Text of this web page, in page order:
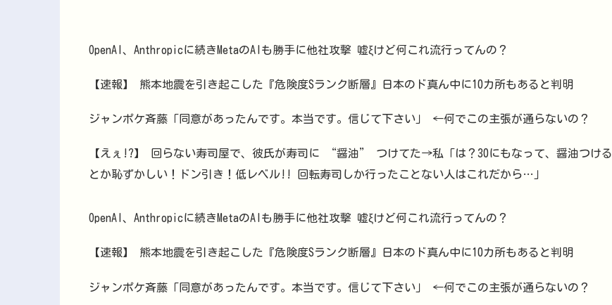
OpenAI、Anthropicに続きMetaのAIも勝手に他社攻撃 嘘ξけど何これ流行ってんの？
【速報】 熊本地震を引き起こした『危険度Sランク断層』日本のド真ん中に10カ所もあると判明
ジャンポケ斉藤「同意があったんです。本当です。信じて下さい」 ←何でこの主張が通らないの？
【えぇ!?】 回らない寿司屋で、彼氏が寿司に “醤油” つけてた→私「は？30にもなって、醤油つける
とか恥ずかしい！ドン引き！低レベル!! 回転寿司しか行ったことない人はこれだから…」
OpenAI、Anthropicに続きMetaのAIも勝手に他社攻撃 嘘ξけど何これ流行ってんの？
【速報】 熊本地震を引き起こした『危険度Sランク断層』日本のド真ん中に10カ所もあると判明
ジャンポケ斉藤「同意があったんです。本当です。信じて下さい」 ←何でこの主張が通らないの？